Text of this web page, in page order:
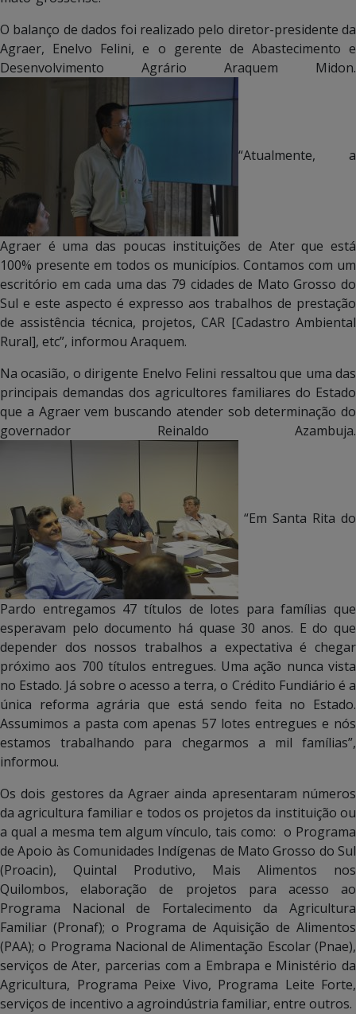
O balanço de dados foi realizado pelo diretor-presidente da
Agraer, Enelvo Felini, e o gerente de Abastecimento e
Desenvolvimento Agrário Araquem Midon.
“Atualmente, a
Agraer é uma das poucas instituições de Ater que está
100% presente em todos os municípios. Contamos com um
escritório em cada uma das 79 cidades de Mato Grosso do
Sul e este aspecto é expresso aos trabalhos de prestação
de assistência técnica, projetos, CAR [Cadastro Ambiental
Rural], etc”, informou Araquem.
Na ocasião, o dirigente Enelvo Felini ressaltou que uma das
principais demandas dos agricultores familiares do Estado
que a Agraer vem buscando atender sob determinação do
governador Reinaldo Azambuja.
“Em Santa Rita do
Pardo entregamos 47 títulos de lotes para famílias que
esperavam pelo documento há quase 30 anos. E do que
depender dos nossos trabalhos a expectativa é chegar
próximo aos 700 títulos entregues. Uma ação nunca vista
no Estado. Já sobre o acesso a terra, o Crédito Fundiário é a
única reforma agrária que está sendo feita no Estado.
Assumimos a pasta com apenas 57 lotes entregues e nós
estamos trabalhando para chegarmos a mil famílias”,
informou.
Os dois gestores da Agraer ainda apresentaram números
da agricultura familiar e todos os projetos da instituição ou
a qual a mesma tem algum vínculo, tais como: o Programa
de Apoio às Comunidades Indígenas de Mato Grosso do Sul
(Proacin), Quintal Produtivo, Mais Alimentos nos
Quilombos, elaboração de projetos para acesso ao
Programa Nacional de Fortalecimento da Agricultura
Familiar (Pronaf); o Programa de Aquisição de Alimentos
(PAA); o Programa Nacional de Alimentação Escolar (Pnae),
serviços de Ater, parcerias com a Embrapa e Ministério da
Agricultura, Programa Peixe Vivo, Programa Leite Forte,
serviços de incentivo a agroindústria familiar, entre outros.